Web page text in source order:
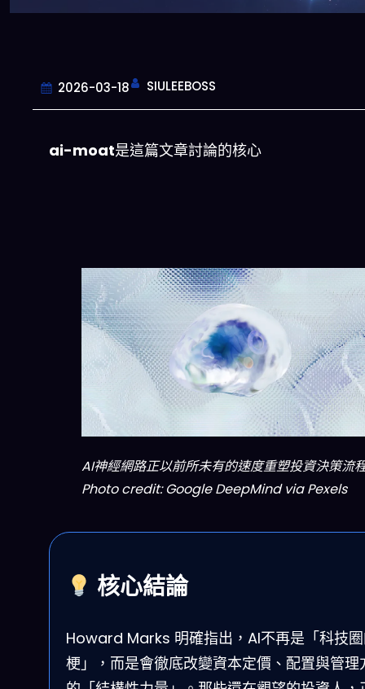
2026-03-18 SIULEEBOSS
ai-moat是這篇文章討論的核心
AI神經網路正以前所未有的速度重塑投資決策流
Photo credit: Google DeepMind via Pexels
核心結論
Howard Marks 明確指出，AI不再是「科技
梗」，而是會徹底改變資本定價、配置與管理